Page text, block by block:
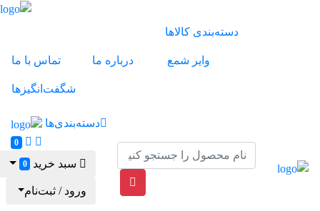
دسته‌بندی کالاها
وایر شمع درباره ما تماس با ما
شگفت‌انگیزها
دسته‌بندی‌ها
0
سبد خرید 0
ورود / ثبت‌نام